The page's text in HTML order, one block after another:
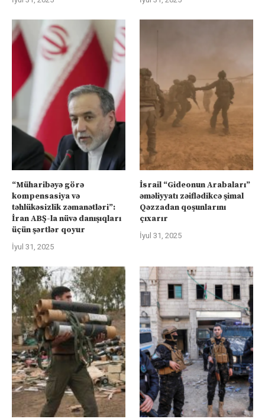
“Müharibəyə görə
kompensasiya və
təhlükəsizlik zəmanətləri”:
İran ABŞ-la nüvə danışıqları
üçün şərtlər qoyur
İyul 31, 2025
İsrail “Gideonun Arabaları”
əməliyyatı zəiflədikcə şimal
Qəzzadan qoşunlarını
çıxarır
İyul 31, 2025